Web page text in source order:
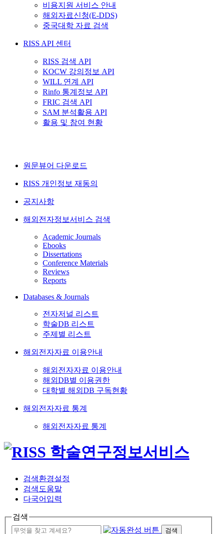
비용지원 서비스 안내
해외자료신청(E-DDS)
중국대학 자료 검색
RISS API 센터
RISS 검색 API
KOCW 강의정보 API
WILL 연계 API
Rinfo 통계정보 API
FRIC 검색 API
SAM 분석활용 API
활용 및 참여 현황
원문뷰어 다운로드
RISS 개인정보 재동의
공지사항
해외전자정보서비스 검색
Academic Journals
Ebooks
Dissertations
Conference Materials
Reviews
Reports
Databases & Journals
전자저널 리스트
학술DB 리스트
주제별 리스트
해외전자자료 이용안내
해외전자자료 이용안내
해외DB별 이용권한
대학별 해외DB 구독현황
해외전자자료 통계
해외전자자료 통계
검색환경설정
검색도움말
다국어입력
검색
검색